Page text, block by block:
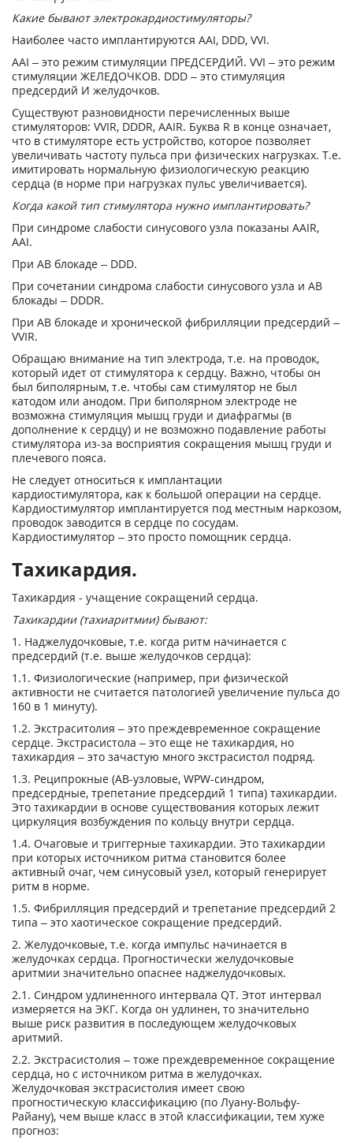
Какие бывают электрокардиостимуляторы?
Наиболее часто имплантируются AAI, DDD, VVI.
AAI – это режим стимуляции ПРЕДСЕРДИЙ. VVI – это режим
стимуляции ЖЕЛЕДОЧКОВ. DDD – это стимуляция
предсердий И желудочков.
Существуют разновидности перечисленных выше
стимуляторов: VVIR, DDDR, AAIR. Буква R в конце означает,
что в стимуляторе есть устройство, которое позволяет
увеличивать частоту пульса при физических нагрузках. Т.е.
имитировать нормальную физиологическую реакцию
сердца (в норме при нагрузках пульс увеличивается).
Когда какой тип стимулятора нужно имплантировать?
При синдроме слабости синусового узла показаны AAIR,
AAI.
При АВ блокаде – DDD.
При сочетании синдрома слабости синусового узла и АВ
блокады – DDDR.
При АВ блокаде и хронической фибрилляции предсердий –
VVIR.
Обращаю внимание на тип электрода, т.е. на проводок,
который идет от стимулятора к сердцу. Важно, чтобы он
был биполярным, т.е. чтобы сам стимулятор не был
катодом или анодом. При биполярном электроде не
возможна стимуляция мышц груди и диафрагмы (в
дополнение к сердцу) и не возможно подавление работы
стимулятора из-за восприятия сокращения мышц груди и
плечевого пояса.
Не следует относиться к имплантации
кардиостимулятора, как к большой операции на сердце.
Кардиостимулятор имплантируется под местным наркозом,
проводок заводится в сердце по сосудам.
Кардиостимулятор – это просто помощник сердца.
Тахикардия.
Тахикардия - учащение сокращений сердца.
Тахикардии (тахиаритмии) бывают:
1. Наджелудочковые, т.е. когда ритм начинается с
предсердий (т.е. выше желудочков сердца):
1.1. Физиологические (например, при физической
активности не считается патологией увеличение пульса до
160 в 1 минуту).
1.2. Экстраситолия – это преждевременное сокращение
сердце. Экстрасистола – это еще не тахикардия, но
тахикардия – это зачастую много экстрасистол подряд.
1.3. Реципрокные (АВ-узловые, WPW-синдром,
предсердные, трепетание предсердий 1 типа) тахикардии.
Это тахикардии в основе существования которых лежит
циркуляция возбуждения по кольцу внутри сердца.
1.4. Очаговые и триггерные тахикардии. Это тахикардии
при которых источником ритма становится более
активный очаг, чем синусовый узел, который генерирует
ритм в норме.
1.5. Фибрилляция предсердий и трепетание предсердий 2
типа – это хаотическое сокращение предсердий.
2. Желудочковые, т.е. когда импульс начинается в
желудочках сердца. Прогностически желудочковые
аритмии значительно опаснее наджелудочковых.
2.1. Синдром удлиненного интервала QT. Этот интервал
измеряется на ЭКГ. Когда он удлинен, то значительно
выше риск развития в последующем желудочковых
аритмий.
2.2. Экстрасистолия – тоже преждевременное сокращение
сердца, но с источником ритма в желудочках.
Желудочковая экстрасистолия имеет свою
прогностическую классификацию (по Луану-Вольфу-
Райану), чем выше класс в этой классификации, тем хуже
прогноз: